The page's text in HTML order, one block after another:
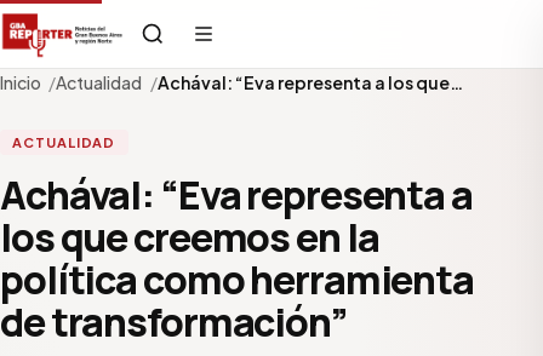
Inicio Actualidad Achával: “Eva representa a los que…
ACTUALIDAD
Achával: “Eva representa a
los que creemos en la
política como herramienta
de transformación”